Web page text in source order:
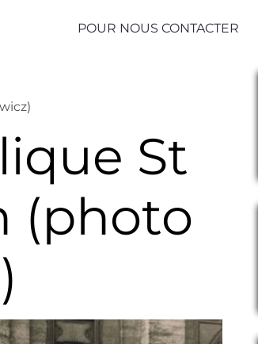
POUR NOUS CONTACTER
St
(photo